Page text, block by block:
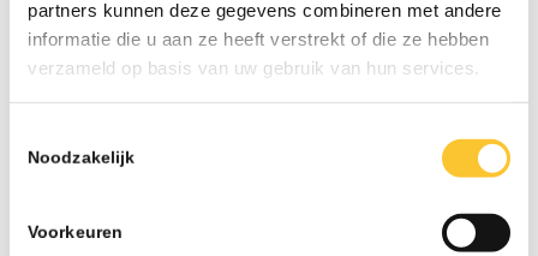
partners kunnen deze gegevens combineren met andere
informatie die u aan ze heeft verstrekt of die ze hebben
verzameld op basis van uw gebruik van hun services.
Noodzakelijk
Voorkeuren
herstructurering
07-26 - 13:02
07-26 - 09:50
07-26 - 08:10